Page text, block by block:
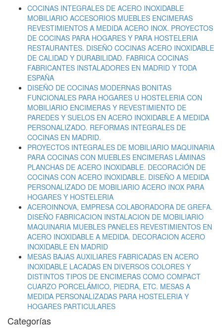
COCINAS INTEGRALES DE ACERO INOXIDABLE
MOBILIARIO ACCESORIOS MUEBLES ENCIMERAS
REVESTIMIENTOS A MEDIDA ACERO INOX. PROYECTOS
DE COCINAS PARA HOGARES Y PARA HOSTELERIA
RESTAURANTES. DISEÑO COCINAS ACERO INOXIDABLE
DE CALIDAD Y DURABILIDAD. FABRICA COCINAS
FABRICANTES INSTALADORES EN MADRID Y TODA
ESPAÑA
DISEÑO DE COCINAS MODERNAS BONITAS
FUNCIONALES PARA HOGARES U HOSTELERIA CON
MOBILIARIO ENCIMERAS Y REVESTIMIENTO DE
PAREDES Y SUELOS EN ACERO INOXIDABLE A MEDIDA
PERSONALIZADO. REFORMAS INTEGRALES DE
COCINAS EN MADRID.
PROYECTOS INTEGRALES DE MOBILIARIO MAQUINARIA
PARA COCINAS CON MUEBLES ENCIMERAS LÁMINAS
PLANCHAS DE ACERO INOXIDABLE. DECORACIÓN DE
COCINAS CON ACERO INOXIDABLE. DISEÑO A MEDIDA
PERSONALIZADO DE MOBILIARIO ACERO INOX PARA
HOGARES Y HOSTELERIA
ACEROINNOVA, EMPRESA COLABORADORA DE GREFA.
DISEÑO FABRICACION INSTALACION DE MOBILIARIO
MAQUINARIA MUEBLES PANELES REVESTIMIENTOS EN
ACERO INOXIDABLE A MEDIDA. DECORACION ACERO
INOXIDABLE EN MADRID
MESAS BAJAS AUXILIARES FABRICADAS EN ACERO
INOXIDABLE LACADAS EN DIVERSOS COLORES Y
DISTINTOS TIPOS DE ENCIMERAS COMO COMPACT
CUARZO PORCELÁMICO, PIEDRA, ETC. MESAS A
MEDIDA PERSONALIZADAS PARA HOSTELERIA Y
HOGARES PARTICULARES
Categorías